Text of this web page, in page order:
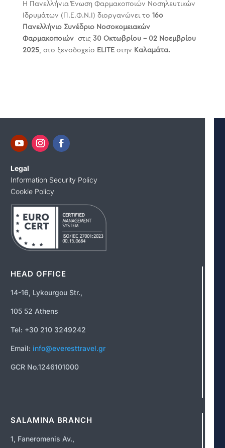
Η Πανελλήνια Ένωση Φαρμακοποιών Νοσηλευτικών
Ιδρυμάτων (Π.Ε.Φ.Ν.Ι) διοργανώνει το 16ο
Πανελλήνιο Συνέδριο Νοσοκομειακών
Φαρμακοποιώνστις 30 Οκτωβρίου – 02 Νοεμβρίου
2025, στο ξενοδοχείο ELITE στην Καλαμάτα.
Legal
Information Security Policy
Cookie Policy
HEAD OFFICE
14-16, Lykourgou Str.,
105 52 Athens
Tel: +30 210 3249242
Email: info@everesttravel.gr
GCR No.1246101000
SALAMINA BRANCH
1, Faneromenis Av.,